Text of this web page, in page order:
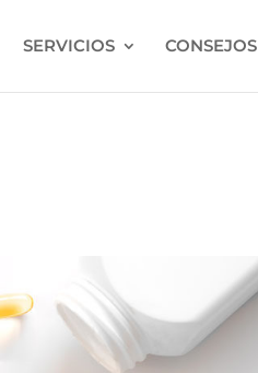
SERVICIOS CONSEJOS